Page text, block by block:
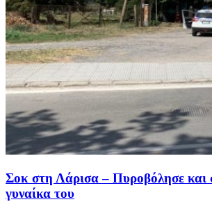
Σοκ στη Λάρισα – Πυροβόλησε και
γυναίκα του